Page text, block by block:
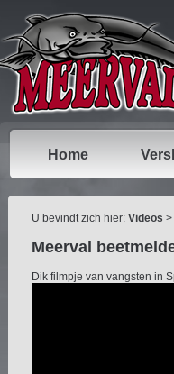
Home
U bevindt zich hier: Videos >
Meerval
Dik filmpje van vangsten in